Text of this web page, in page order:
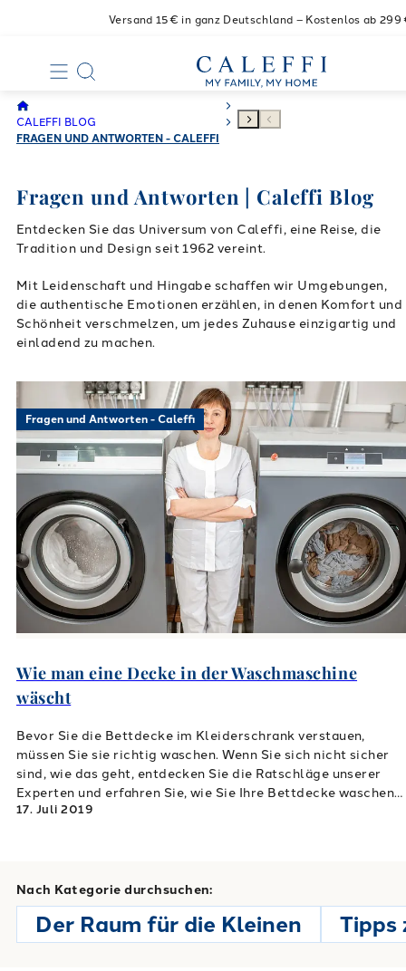
Versand 15€ in ganz Deutschland – Kostenlos ab 299
CALEFFI BLOG
FRAGEN UND ANTWORTEN - CALEFFI
Fragen und Antworten | Caleffi Blog
Entdecken Sie das Universum von Caleffi, eine Reise, die
Tradition und Design seit 1962 vereint.
Mit Leidenschaft und Hingabe schaffen wir Umgebungen,
die authentische Emotionen erzählen, in denen Komfort und
Schönheit verschmelzen, um jedes Zuhause einzigartig und
einladend zu machen.
Nach Kategorie durchsuchen:
Der Raum für die Kleinen Tipps
Fragen und Antworten - Caleffi
Wie man eine Decke in der Waschmaschine
wäscht
Bevor Sie die Bettdecke im Kleiderschrank verstauen,
müssen Sie sie richtig waschen. Wenn Sie sich nicht sicher
sind, wie das geht, entdecken Sie die Ratschläge unserer
Experten und erfahren Sie, wie Sie Ihre Bettdecke waschen
können.
17. Juli 2019